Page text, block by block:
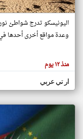
هنا عن
وجهة
كاتبيها.
اليونيسكو تدرج شواطئ
وعدة مواقع أخرى أحدها
منذ ١٢ يوم
ار تي عربي